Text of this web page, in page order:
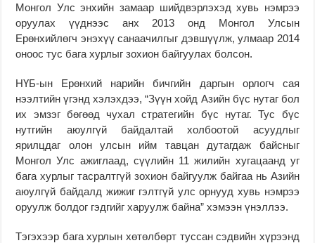
Монгол Улс энхийн замаар шийдвэрлэхэд хувь нэмрээ
оруулах үүднээс анх 2013 онд Монгол Улсын
Ерөнхийлөгч энэхүү санаачилгыг дэвшүүлж, улмаар 2014
оноос тус бага хурлыг зохион байгуулах болсон.
НҮБ-ын Ерөнхий нарийн бичгийн даргын орлогч сая
нээлтийн үгэнд хэлэхдээ, “Зүүн хойд Азийн бүс нутаг бол
их эмзэг бөгөөд чухал стратегийн бүс нутаг. Тус бүс
нутгийн аюулгүй байдалтай холбоотой асуудлыг
ярилцдаг олон улсын ийм тавцан дутагдаж байсныг
Монгол Улс ажиглаад, сүүлийн 11 жилийн хугацаанд уг
бага хурлыг тасралтгүй зохион байгуулж байгаа нь Азийн
аюулгүй байдалд жижиг гэлтгүй улс орнууд хувь нэмрээ
оруулж болдог гэдгийг харуулж байна” хэмээн үнэллээ.
Тэгэхээр бага хурлын хөтөлбөрт туссан сэдвийн хүрээнд